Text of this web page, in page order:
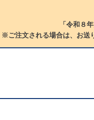
「令和８
※ご注文される場合は、お送